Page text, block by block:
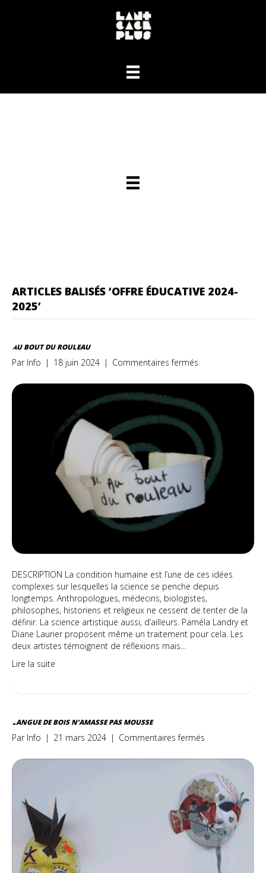
ARTICLES BALISÉS ‘OFFRE ÉDUCATIVE 2024-
2025’
AU BOUT DU ROULEAU
Par Info | 18 juin 2024 | Commentaires fermés
bout
rouleau
DESCRIPTION La condition humaine est l’une de ces idées
complexes sur lesquelles la science se penche depuis
longtemps. Anthropologues, médecins, biologistes,
philosophes, historiens et religieux ne cessent de tenter de la
définir. La science artistique aussi, d’ailleurs. Paméla Landry et
Diane Laurier proposent même un traitement pour cela. Les
deux artistes témoignent de réflexions mais…
Lire la suite
LANGUE DE BOIS N’AMASSE PAS MOUSSE
Par Info | 21 mars 2024 | Commentaires fermés
de
bois
n’amasse
pas
mousse